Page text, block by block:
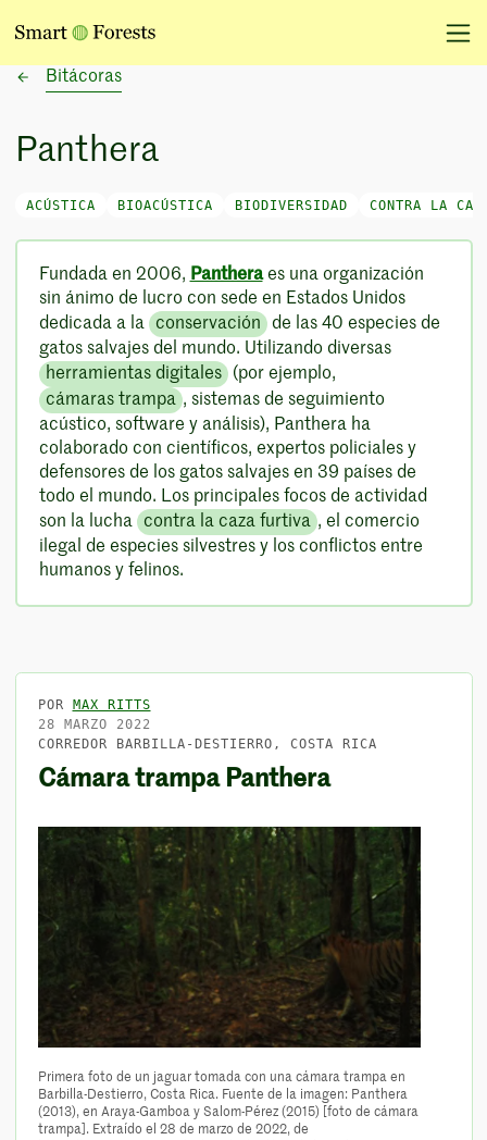
Bitácoras
Panthera
ACÚSTICA BIOACÚSTICA BIODIVERSIDAD CONTRA LA
Fundada en 2006, Pantheraes una organización
sin ánimo de lucro con sede en Estados Unidos
dedicada a la
conservación de las 40 especies de
gatos salvajes del mundo. Utilizando diversas
herramientas digitales (por ejemplo,
cámaras trampa , sistemas de seguimiento
acústico, software y análisis), Panthera ha
colaborado con científicos, expertos policiales y
defensores de los gatos salvajes en 39 países de
todo el mundo. Los principales focos de actividad
son la lucha
contra la caza furtiva , el comercio
ilegal de especies silvestres y los conflictos entre
humanos y felinos.
POR
MAX RITTS
28 MARZO 2022
CORREDOR BARBILLA-DESTIERRO, COSTA RICA
Cámara trampa Panthera
Primera foto de un jaguar tomada con una cámara trampa en
Barbilla-Destierro, Costa Rica. Fuente de la imagen: Panthera
(2013), en Araya-Gamboa y Salom-Pérez (2015) [foto de cámara
trampa]. Extraído el 28 de marzo de 2022, de